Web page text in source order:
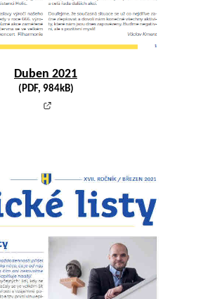
Duben 2021
(PDF, 984kB)